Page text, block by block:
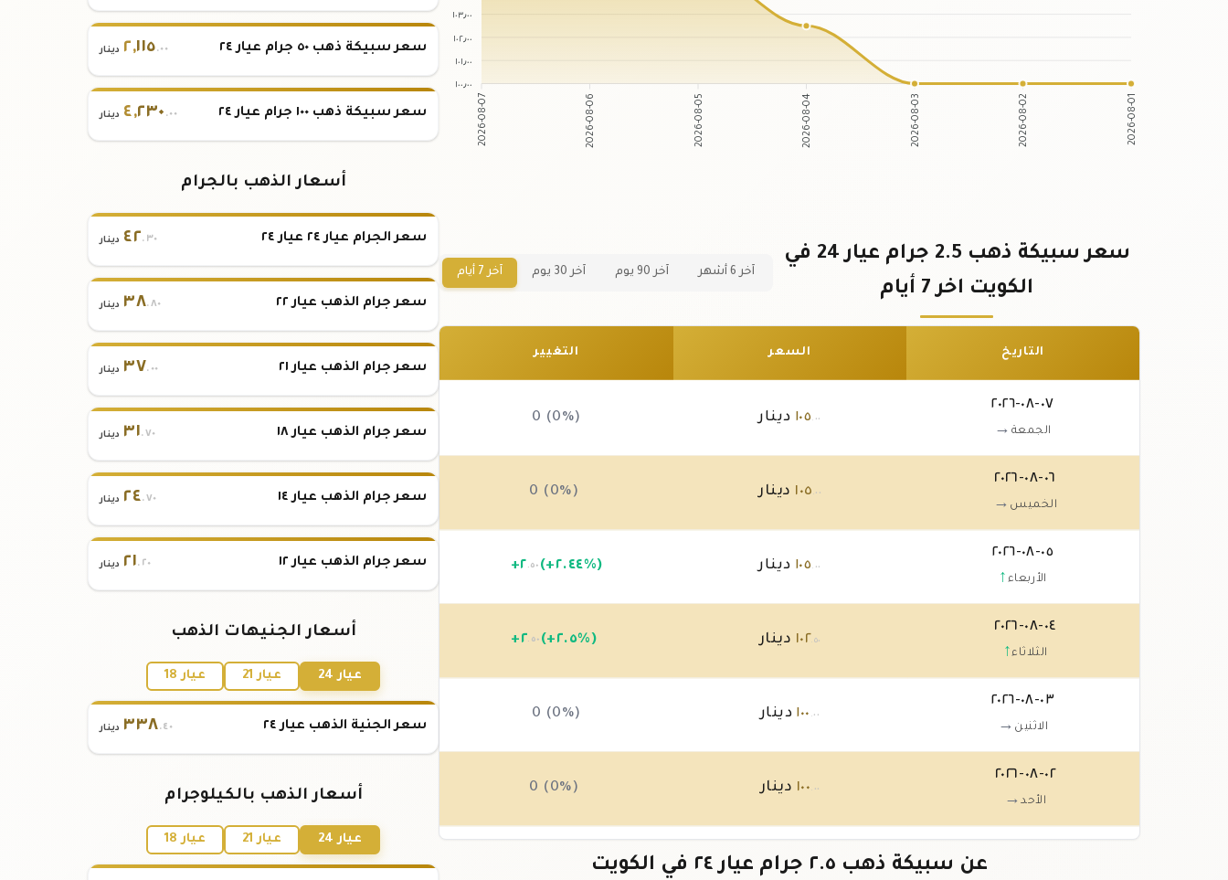
١٠٣٫٠٠
١٠٢٫٠٠
١٠١٫٠٠
١٠٠٫٠٠
2026-08-07 2026-08-06 2026-08-05 2026-08-04 2026-08-03 2026-08-02 2026-08-01
سعر سبيكة ذهب 2.5 جرام عيار 24 في
الكويت اخر 7 أيام
آخر 6 أشهر آخر 90 يوم آخر 30 يوم آخر 7 أيام
التاريخ السعر التغيير
٠٧-٠٨-٢٠٢٦
الجمعة →
١٠٥.٠٠ دينار 0 (0%)
٠٦-٠٨-٢٠٢٦
الخميس →
١٠٥.٠٠ دينار 0 (0%)
٠٥-٠٨-٢٠٢٦
الأربعاء ↑
١٠٥.٠٠ دينار +٢ .٥٠ (+٢.٤٤%)
٠٤-٠٨-٢٠٢٦
الثلاثاء↑
١٠٢.٥٠ دينار +٢ .٥٠ (+٢.٥%)
٠٣-٠٨-٢٠٢٦
الاثنين →
١٠٠ .٠٠ دينار 0 (0%)
٠٢-٠٨-٢٠٢٦
الأحد→
١٠٠.٠٠ دينار 0 (0%)
١٠٠ .٠٠ دينار عن سبيكة ذهب ٢.٥ جرام عيار ٢٤ في الكويت
سعر سبيكة ذهب ٥٠ جرام عيار ٢٤ ٢,١١٥.٠٠ دينار
سعر سبيكة ذهب ١٠٠ جرام عيار ٢٤ ٤,٢٣٠ .٠٠ دينار
أسعار الذهب بالجرام
سعر الجرام عيار ٢٤ عيار ٢٤ ٤٢.٣٠ دينار
سعر جرام الذهب عيار ٢٢ ٣٨.٨٠ دينار
سعر جرام الذهب عيار ٢١ ٣٧.٠٠ دينار
سعر جرام الذهب عيار ١٨ ٣١.٧٠ دينار
سعر جرام الذهب عيار ١٤ ٢٤.٧٠ دينار
سعر جرام الذهب عيار ١٢ ٢١.٢٠ دينار
أسعار الجنيهات الذهب
عيار 24 عيار 21 عيار 18
سعر الجنية الذهب عيار ٢٤ ٣٣٨.٤٠ دينار
أسعار الذهب بالكيلوجرام
عيار 24 عيار 21 عيار 18